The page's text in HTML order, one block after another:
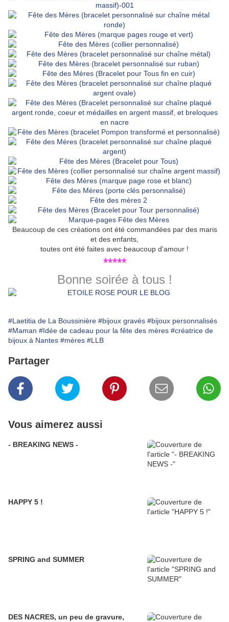
Beaucoup de ces créations ont été commandées par des maris
et des enfants,
toutes ont été faites avec beaucoup d'amour !
*****
Bonne soirée à tous !
#Laetitia de La Boussinière #bijoux gravés #bijoux personnalisés
#Maman #Idée de cadeau pour la fête des mères #créatrice de
bijoux à Nantes #mères #LLB
Partager
Vous aimerez aussi
- BREAKING NEWS -
HAPPY 5 !
SPRING and SUMMER
DES NACRES, un peu de gravure,